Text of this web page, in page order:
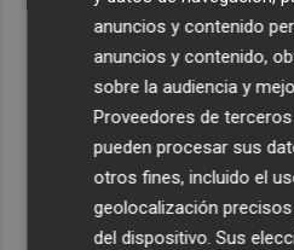
anuncios y contenido
anuncios y contenido,
sobre la audiencia y
Proveedores de
pueden procesar sus
otros fines, incluido el
geolocalización
del dispositivo. Sus